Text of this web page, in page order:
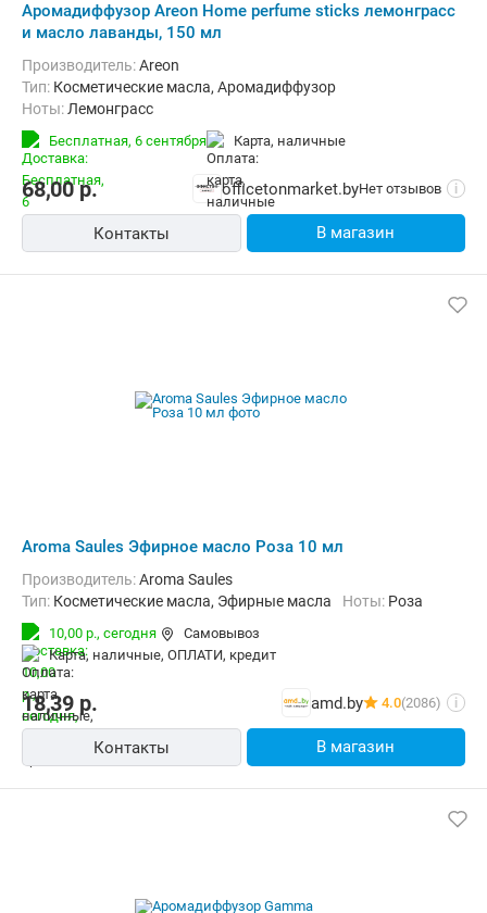
Аромадиффузор Areon Home perfume sticks лемонграсс
и масло лаванды, 150 мл
Производитель:Areon
Тип: Косметические масла, Аромадиффузор
Ноты: Лемонграсс
Бесплатная, 6 сентября карта, наличные
68,00р. officetonmarket.byНет отзывов i
Контакты В магазин
Aroma Saules Эфирное масло Роза 10 мл
Производитель:Aroma Saules
Тип: Косметические масла, Эфирные масла Ноты: Роза
10,00 р., сегодня
Самовывоз
карта, наличные, ОПЛАТИ, кредит
18,39 р. amd.by 4.0(2086) i
Контакты В магазин